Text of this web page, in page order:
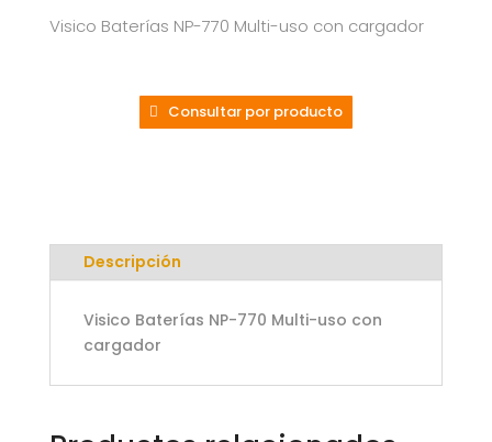
Visico Baterías NP-770 Multi-uso con cargador
Consultar por producto
Descripción
Visico Baterías NP-770 Multi-uso con
cargador